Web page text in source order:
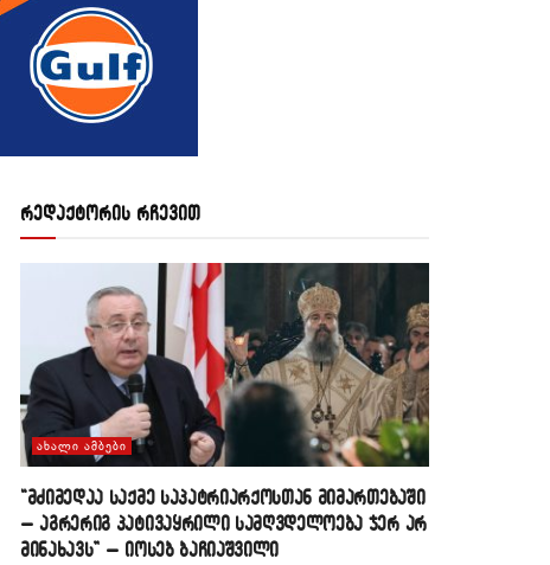
რედაქტორის რჩევით
ᲐᲮᲐᲚᲘ ᲐᲛᲑᲔᲑᲘ
“მძიმედაა საქმე საპატრიარქოსთან მიმართებაში
– აგრერიგ პატივაყრილი სამღვდელოება ჯერ არ
მინახავს” – იოსებ ბაჩიაშვილი